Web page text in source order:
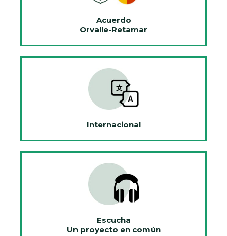
Acuerdo
Orvalle-Retamar
Internacional
Escucha
Un proyecto en común